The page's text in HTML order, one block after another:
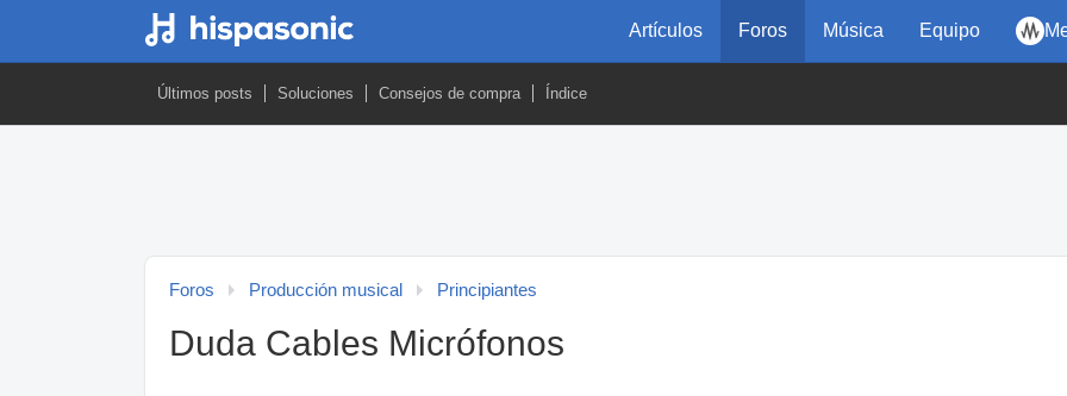
Artículos Foros Música Equipo
Últimos posts Soluciones Consejos de compra Índice
Foros Producción musical Principiantes
Duda Cables Micrófonos